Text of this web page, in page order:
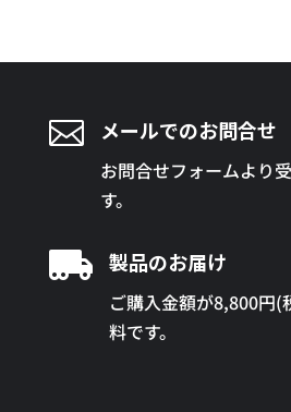
 メールでのお問合せ
お問合せフォームより
す。
 製品のお届け
ご購入金額が8,800円(
料です。